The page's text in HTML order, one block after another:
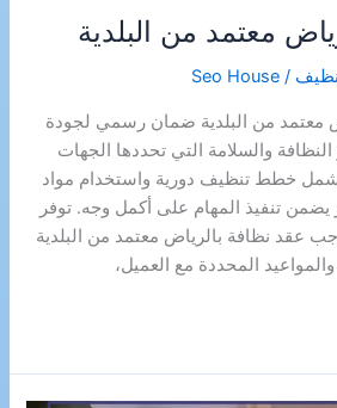
معتمد من البلدية
/
Seo House
معتمد من البلدية ضمان رسمي لجودة
النظافة والسلامة التي تحددها الجهات
خطط تنظيف دورية واستخدام مواد
تنفيذ المهام على أكمل وجه. توفر
عقد نظافة بالرياض معتمد من البلدية
المحددة مع العميل،